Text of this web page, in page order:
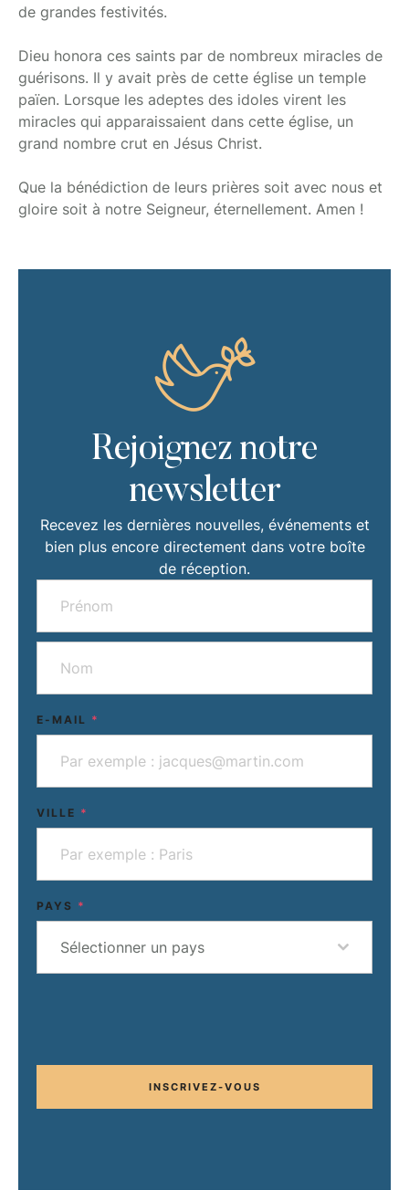
de grandes festivités.
Dieu honora ces saints par de nombreux miracles de
guérisons. Il y avait près de cette église un temple
païen. Lorsque les adeptes des idoles virent les
miracles qui apparaissaient dans cette église, un
grand nombre crut en Jésus Christ.
Que la bénédiction de leurs prières soit avec nous et
gloire soit à notre Seigneur, éternellement. Amen !
Rejoignez notre
newsletter
Recevez les dernières nouvelles, événements et
bien plus encore directement dans votre boîte
de réception.
E-MAIL *
VILLE *
PAYS *
Sélectionner un pays
INSCRIVEZ-VOUS